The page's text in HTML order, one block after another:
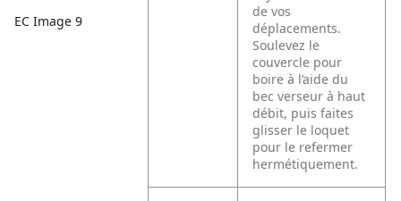
EC Image 9
de vos
déplacements.
Soulevez le
couvercle pour
boire à l’aide du
bec verseur à haut
débit, puis faites
glisser le loquet
pour le refermer
hermétiquement.